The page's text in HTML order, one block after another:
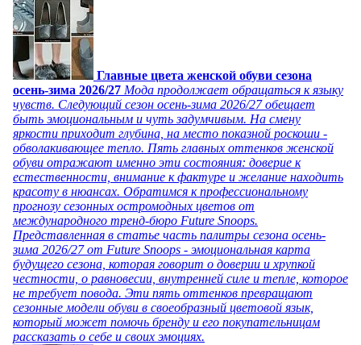
Главные цвета женской обуви сезона
осень-зима 2026/27 Мода продолжает обращаться к языку
чувств. Следующий сезон осень-зима 2026/27 обещает
быть эмоциональным и чуть задумчивым. На смену
яркости приходит глубина, на место показной роскоши -
обволакивающее тепло. Пять главных оттенков женской
обуви отражают именно эти состояния: доверие к
естественности, внимание к фактуре и желание находить
красоту в нюансах. Обратимся к профессиональному
прогнозу сезонных остромодных цветов от
международного тренд-бюро Future Snoops.
Представленная в статье часть палитры сезона осень-
зима 2026/27 от Future Snoops - эмоциональная карта
будущего сезона, которая говорит о доверии и хрупкой
честности, о равновесии, внутренней силе и тепле, которое
не требует повода. Эти пять оттенков превращают
сезонные модели обуви в своеобразный цветовой язык,
который может помочь бренду и его покупательницам
рассказать о себе и своих эмоциях.